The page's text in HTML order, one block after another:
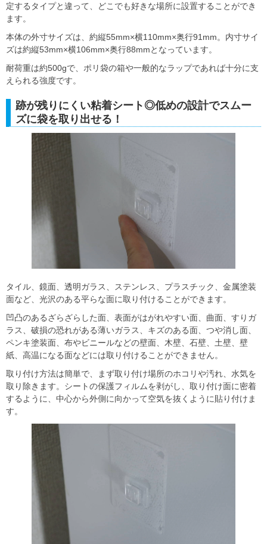
定するタイプと違って、どこでも好きな場所に設置することができ
ます。
本体の外寸サイズは、約縦55mm×横110mm×奥行91mm。内寸サイ
ズは約縦53mm×横106mm×奥行88mmとなっています。
耐荷重は約500gで、ポリ袋の箱や一般的なラップであれば十分に支
えられる強度です。
跡が残りにくい粘着シート◎低めの設計でスムー
ズに袋を取り出せる！
タイル、鏡面、透明ガラス、ステンレス、プラスチック、金属塗装
面など、光沢のある平らな面に取り付けることができます。
凹凸のあるざらざらした面、表面がはがれやすい面、曲面、すりガ
ラス、破損の恐れがある薄いガラス、キズのある面、つや消し面、
ペンキ塗装面、布やビニールなどの壁面、木壁、石壁、土壁、壁
紙、高温になる面などには取り付けることができません。
取り付け方法は簡単で、まず取り付け場所のホコリや汚れ、水気を
取り除きます。シートの保護フィルムを剥がし、取り付け面に密着
するように、中心から外側に向かって空気を抜くように貼り付けま
す。